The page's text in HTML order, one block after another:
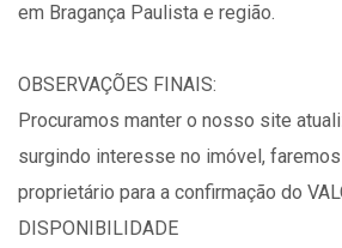
em Bragança Paulista e região.
OBSERVAÇÕES FINAIS:
Procuramos manter o nosso site
surgindo interesse no imóvel,
proprietário para a confirmação do
DISPONIBILIDADE